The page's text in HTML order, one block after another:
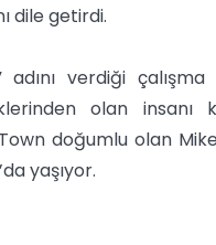
dile getirdi.
adını verdiği
olan
doğumlu olan
yaşıyor.